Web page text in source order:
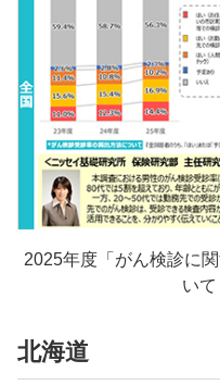
2025年度「がん検診に
いて
北海道